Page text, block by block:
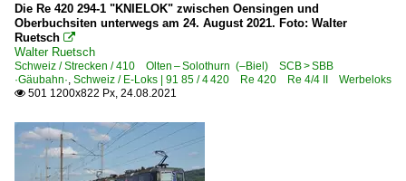
Die Re 420 294-1 "KNIELOK" zwischen Oensingen und
Oberbuchsiten unterwegs am 24. August 2021. Foto: Walter
Ruetsch 
Walter Ruetsch
Schweiz / Strecken / 410 Olten – Solothurn (–Biel) SCB > SBB
·Gäubahn·, Schweiz / E-Loks | 91 85 / 4 420 Re 420 Re 4/4 II Werbeloks
 501 1200x822 Px, 24.08.2021